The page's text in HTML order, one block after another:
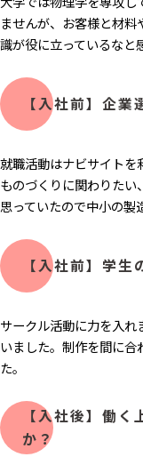
ませんが、お客様と材
識が役に立っているなと
【入社前】企
就職活動はナビサイトを
ものづくりに関わりたい
思っていたので中小の製
【入社前】学
サークル活動に力を入
いました。制作を間に
た。
【入社後】働
か？